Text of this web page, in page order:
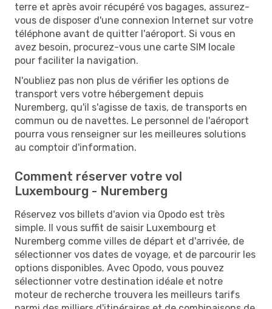
terre et après avoir récupéré vos bagages, assurez-
vous de disposer d'une connexion Internet sur votre
téléphone avant de quitter l'aéroport. Si vous en
avez besoin, procurez-vous une carte SIM locale
pour faciliter la navigation.
N'oubliez pas non plus de vérifier les options de
transport vers votre hébergement depuis
Nuremberg, qu'il s'agisse de taxis, de transports en
commun ou de navettes. Le personnel de l'aéroport
pourra vous renseigner sur les meilleures solutions
au comptoir d'information.
Comment réserver votre vol
Luxembourg - Nuremberg
Réservez vos billets d'avion via Opodo est très
simple. Il vous suffit de saisir Luxembourg et
Nuremberg comme villes de départ et d'arrivée, de
sélectionner vos dates de voyage, et de parcourir les
options disponibles. Avec Opodo, vous pouvez
sélectionner votre destination idéale et notre
moteur de recherche trouvera les meilleurs tarifs